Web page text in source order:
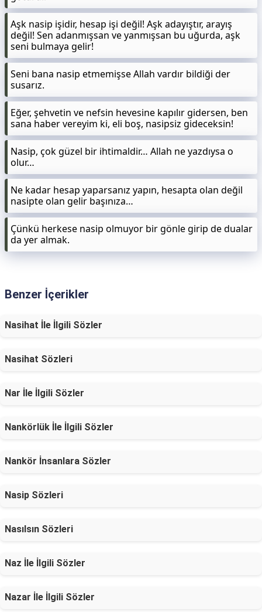
Aşk nasip işidir, hesap işi değil! Aşk adayıştır, arayış
değil! Sen adanmışsan ve yanmışsan bu uğurda, aşk
seni bulmaya gelir!
Seni bana nasip etmemişse Allah vardır bildiği der
susarız.
Eğer, şehvetin ve nefsin hevesine kapılır gidersen, ben
sana haber vereyim ki, eli boş, nasipsiz gideceksin!
Nasip, çok güzel bir ihtimaldir… Allah ne yazdıysa o
olur…
Ne kadar hesap yaparsanız yapın, hesapta olan değil
nasipte olan gelir başınıza…
Çünkü herkese nasip olmuyor bir gönle girip de dualar
da yer almak.
Benzer İçerikler
Nasihat İle İlgili Sözler
Nasihat Sözleri
Nar İle İlgili Sözler
Nankörlük İle İlgili Sözler
Nankör İnsanlara Sözler
Nasip Sözleri
Nasılsın Sözleri
Naz İle İlgili Sözler
Nazar İle İlgili Sözler